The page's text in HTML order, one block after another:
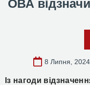
ОВА
8 Липня, 2024
Із нагоди